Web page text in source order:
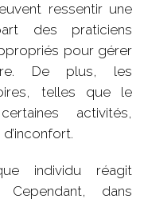
ressentir une
des praticiens
pour gérer
De plus, les
telles que le
activités,
individu réagit
dans